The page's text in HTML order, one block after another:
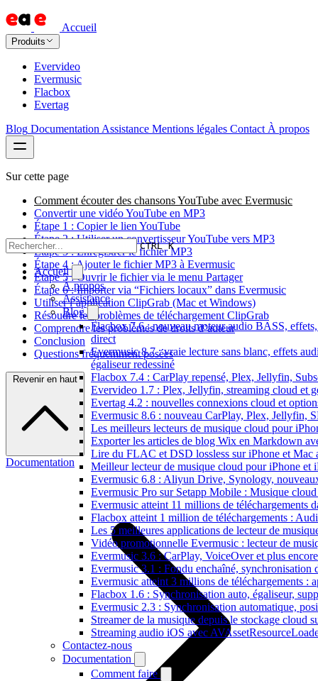
Accueil
Produits
Evervideo
Evermusic
Flacbox
Evertag
Blog Documentation Assistance Mentions légales Contact À propos
CTRL K
Accueil
À propos
Assistance
Blog
Flacbox 7.6 : nouveau moteur audio BASS,
direct
Evermusic 8.7 : vraie lecture sans blanc, effets
égaliseur redessiné
Flacbox 7.4 : CarPlay repensé, Plex, Jellyfin,
Evervideo 1.7 : Plex, Jellyfin, streaming cloud et
Evertag 4.2 : nouvelles connexions cloud et
Evermusic 8.6 : nouveau CarPlay, Plex, Jellyfin,
Les meilleurs lecteurs de musique cloud pour
Exporter les articles de blog Wix en Markdown
Lire du FLAC et DSD lossless sur iPhone et Mac
Meilleur lecteur de musique cloud pour iPhone et
Evermusic 6.8 : Aliyun Drive, Synology,
Evermusic Pro sur Setapp Mobile : Musique
Evermusic atteint 11 millions de téléchargements
Flacbox atteint 1 million de téléchargements :
Les 5 meilleures applications de lecteur de
Vidéo promotionnelle Evermusic : lecteur de
Evermusic 3.6 : CarPlay, VoiceOver et plus encore
Evermusic 3.1 : Fondu enchaîné, synchronisation
Evermusic atteint 3 millions de téléchargements :
Flacbox 1.6 : Synchronisation auto, égaliseur,
Evermusic 2.3 : Synchronisation automatique,
Streamer de la musique depuis le stockage cloud
Streaming audio iOS avec
Contactez-nous
Documentation
Comment faire
Sur cette page
Comment écouter des chansons YouTube avec Evermusic
Convertir une vidéo YouTube en MP3
Étape 1 : Copier le lien YouTube
Étape 2 : Utiliser un convertisseur YouTube vers MP3
Étape 3 : Enregistrer le fichier MP3
Étape 4 : Ajouter le fichier MP3 à Evermusic
Étape 5 : Ouvrir le fichier via le menu Partager
Étape 6 : Importer via “Fichiers locaux” dans Evermusic
Utiliser l’application ClipGrab (Mac et Windows)
Résoudre les problèmes de téléchargement ClipGrab
Comprendre les problèmes de droits d’auteur
Conclusion
Questions fréquemment posées
Revenir en haut
Documentation